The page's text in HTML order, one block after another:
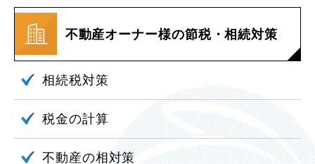
不動産オーナー様の節税・相続対策
相続税対策
税金の計算
不動産の相対策